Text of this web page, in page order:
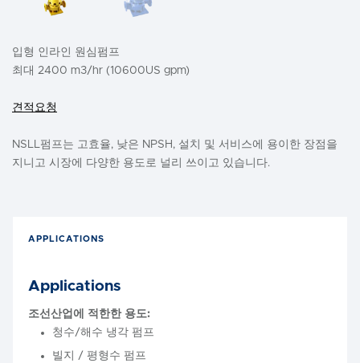
입형 인라인 원심펌프
최대 2400 m3/hr (10600US gpm)
견적요청
NSLL펌프는 고효율, 낮은 NPSH, 설치 및 서비스에 용이한 장점을
지니고 시장에 다양한 용도로 널리 쓰이고 있습니다.
APPLICATIONS
Applications
조선산업에 적한한 용도:
청수/해수 냉각 펌프
빌지 / 평형수 펌프